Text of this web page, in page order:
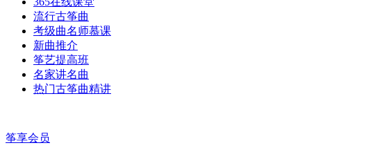
流行古筝曲
考级曲名师慕课
新曲推介
筝艺提高班
名家讲名曲
热门古筝曲精讲
筝享会员